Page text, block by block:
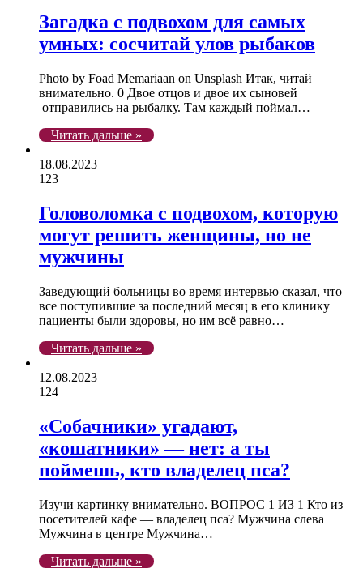
Загадка с подвохом для самых
умных: сосчитай улов рыбаков
Photo by Foad Memariaan on Unsplash Итак, читай
внимательно. 0 Двое отцов и двое их сыновей
отправились на рыбалку. Там каждый поймал…
Читать дальше »
18.08.2023
123
Головоломка с подвохом, которую
могут решить женщины, но не
мужчины
Заведующий больницы во время интервью сказал, что
все поступившие за последний месяц в его клинику
пациенты были здоровы, но им всё равно…
Читать дальше »
12.08.2023
124
«Собачники» угадают,
«кошатники» — нет: а ты
поймешь, кто владелец пса?
Изучи картинку внимательно. ВОПРОС 1 ИЗ 1 Кто из
посетителей кафе — владелец пса? Мужчина слева
Мужчина в центре Мужчина…
Читать дальше »